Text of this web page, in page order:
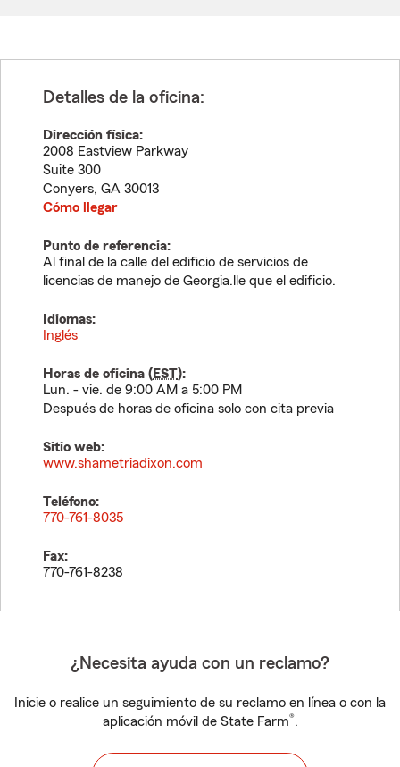
Detalles de la oficina:
Dirección física:
2008 Eastview Parkway
Suite 300
Conyers, GA 30013
Cómo llegar
Punto de referencia:
Al final de la calle del edificio de servicios de
licencias de manejo de Georgia.lle que el edificio.
Idiomas:
Inglés
Horas de oficina (EST):
Lun. - vie. de 9:00 AM a 5:00 PM
Después de horas de oficina solo con cita previa
Sitio web:
www.shametriadixon.com
Teléfono:
770-761-8035
Fax:
770-761-8238
¿Necesita ayuda con un reclamo?
Inicie o realice un seguimiento de su reclamo en línea o con la
aplicación móvil de State Farm®.